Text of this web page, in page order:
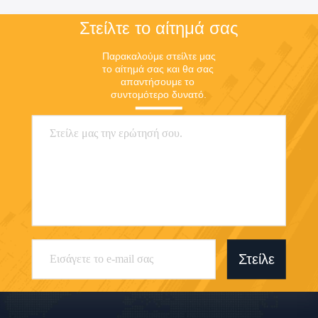
Στείλτε το αίτημά σας
Παρακαλούμε στείλτε μας
το αίτημά σας και θα σας
απαντήσουμε το
συντομότερο δυνατό.
Στείλε